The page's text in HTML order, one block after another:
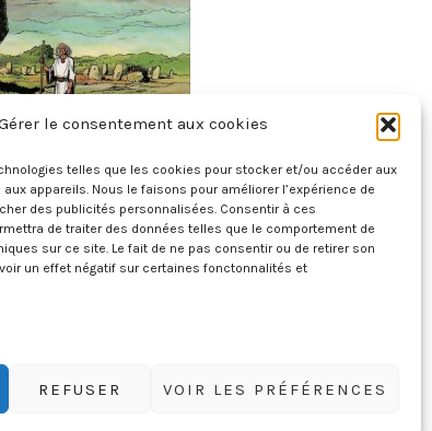
le consentement aux cookies
telles que les cookies pour stocker et/ou accéder aux
appareils. Nous le faisons pour améliorer l’expérience de
des publicités personnalisées. Consentir à ces
de traiter des données telles que le comportement de
sur ce site. Le fait de ne pas consentir ou de retirer son
un effet négatif sur certaines fonctonnalités et
REFUSER VOIR LES PRÉFÉRENCES
juillet 2026